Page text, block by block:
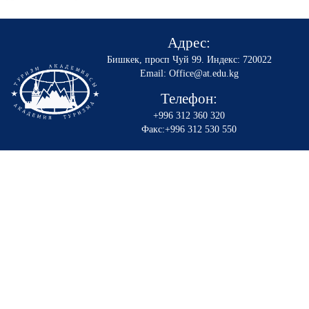
Адрес:
Бишкек, просп Чуй 99. Индекс: 720022
Email: Office@at.edu.kg
Телефон:
+996 312 360 320
Факс:+996 312 530 550